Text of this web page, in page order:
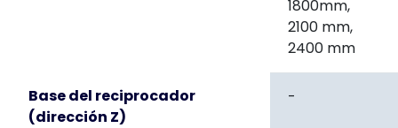
1800mm,
2100 mm,
2400 mm
Base del reciprocador
(dirección Z)
-